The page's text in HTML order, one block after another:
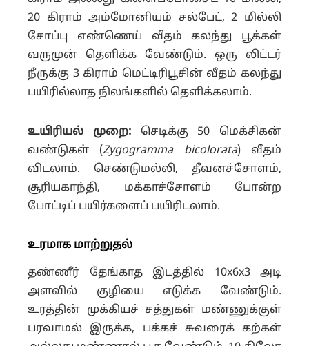
20 கிராம் அம்மோனியம் சல்பேட், 2 மில்லி
சோப்பு எண்ணெய் வீதம் கலந்து பூக்கள்
வருமுன் தெளிக்க வேண்டும். ஒரு லிட்டர்
நீருக்கு 3 கிராம் மெட்டிரிபூசின் வீதம் கலந்து
பயிரில்லாத நிலங்களில் தெளிக்கலாம்.
உயிரியல் முறை:செடிக்கு 50 மெக்சிகன்
வண்டுகள் (Zygogramma bicolorata) வீதம்
விடலாம். செண்டுமல்லி, தீவனச்சோளம்,
சூரியகாந்தி, மக்காச்சோளம் போன்ற
போட்டிப் பயிர்களைப் பயிரிடலாம்.
உரமாக மாற்றுதல்
தண்ணீர் தேங்காத இடத்தில் 10x6x3 அடி
அளவில் குழியை எடுக்க வேண்டும்.
உரத்தின் முக்கியச் சத்துகள் மண்ணுக்குள்
பரவாமல் இருக்க, பக்கச் சுவரைக் கற்கள்